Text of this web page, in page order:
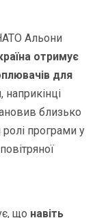
Альони
отримує
для
наприкінці
близько
програми у
що навіть